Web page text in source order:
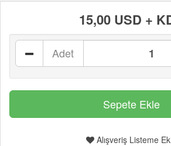
15,00 USD +
Adet
Alışveriş Listeme